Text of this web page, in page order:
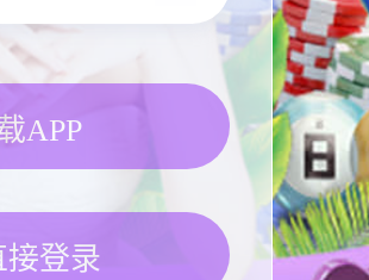
APP
接登录